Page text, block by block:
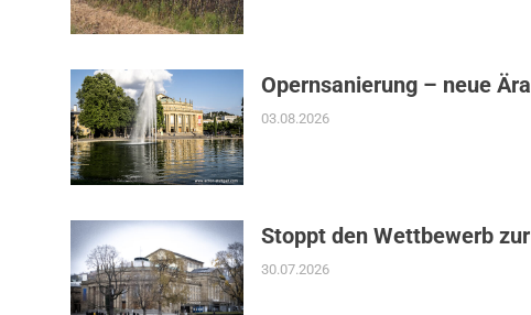
Opernsanierung – neue Ära
03.08.2026
Stoppt den Wettbewerb
30.07.2026